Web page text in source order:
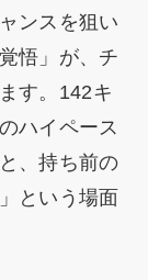
ンスを狙い
悟」が、チ
す。142キ
ハイペース
、持ち前の
という場面